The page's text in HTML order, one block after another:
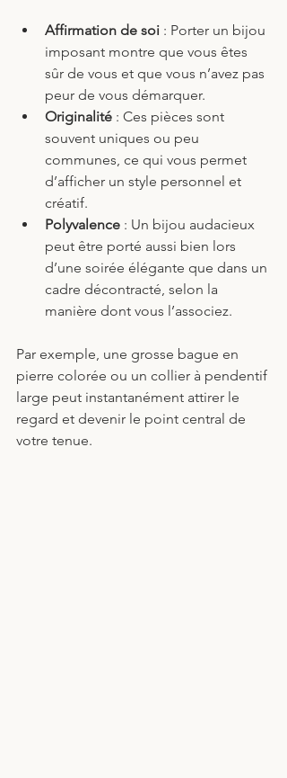
Affirmation de soi : Porter un bijou
imposant montre que vous êtes
sûr de vous et que vous n’avez pas
peur de vous démarquer.
Originalité : Ces pièces sont
souvent uniques ou peu
communes, ce qui vous permet
d’afficher un style personnel et
créatif.
Polyvalence : Un bijou audacieux
peut être porté aussi bien lors
d’une soirée élégante que dans un
cadre décontracté, selon la
manière dont vous l’associez.
Par exemple, une grosse bague en
pierre colorée ou un collier à pendentif
large peut instantanément attirer le
regard et devenir le point central de
votre tenue.